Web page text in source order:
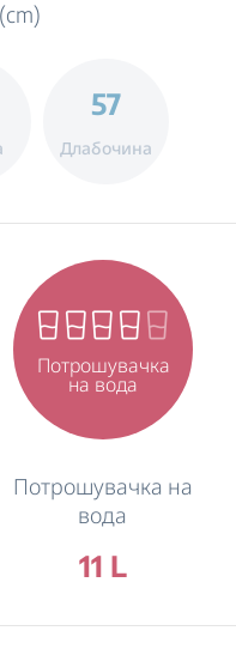
57
Длабочина
Потрошувачка
на вода
Потрошувачка на
вода
11 L